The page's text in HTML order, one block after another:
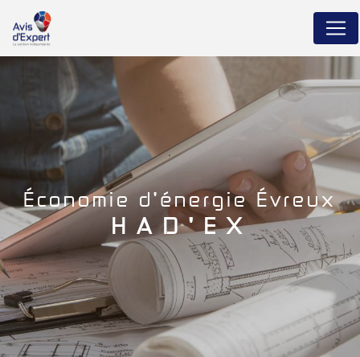
économie d'énergie Évreux
HAD'EX
Panneau de gestion des cookies